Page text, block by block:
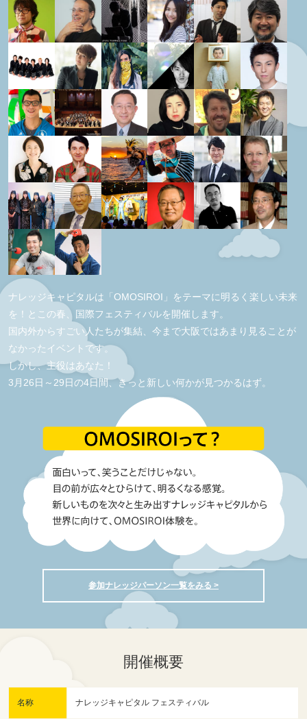
ナレッジキャピタルは「OMOSIROI」をテーマに明るく楽しい未来
を！とこの春、国際フェスティバルを開催します。
国内外からすごい人たちが集結、今まで大阪ではあまり見ることが
なかったイベントです。
しかし、主役はあなた！
3月26日～29日の4日間、きっと新しい何かが見つかるはず。
参加ナレッジパーソン一覧をみる >
開催概要
名称 ナレッジキャピタル フェスティバル